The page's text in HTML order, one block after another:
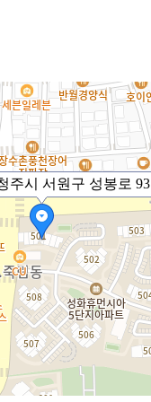
주시 서원구 성봉로 93